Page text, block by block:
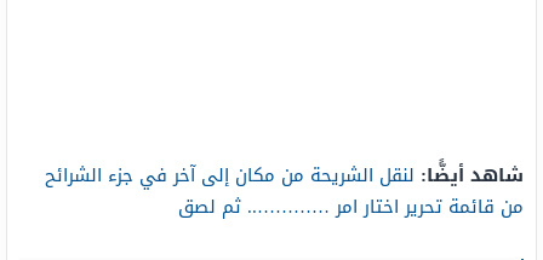
شاهد أيضًّا: لنقل الشريحة من مكان إلى آخر في جزء الشرائح
من قائمة تحرير اختار امر ………….. ثم لصق